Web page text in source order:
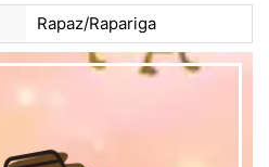
Rapaz/Rapariga